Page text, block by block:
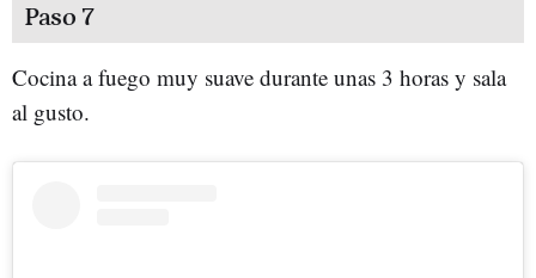
Paso 7
Cocina a fuego muy suave durante unas 3 horas y sala
al gusto.